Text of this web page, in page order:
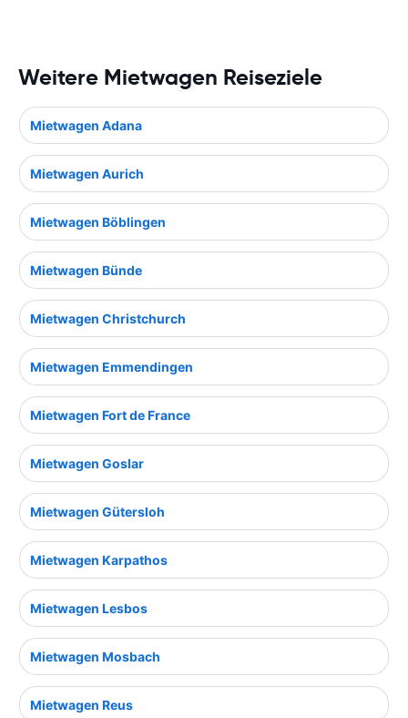
Weitere Mietwagen Reiseziele
Mietwagen Adana
Mietwagen Aurich
Mietwagen Böblingen
Mietwagen Bünde
Mietwagen Christchurch
Mietwagen Emmendingen
Mietwagen Fort de France
Mietwagen Goslar
Mietwagen Gütersloh
Mietwagen Karpathos
Mietwagen Lesbos
Mietwagen Mosbach
Mietwagen Reus